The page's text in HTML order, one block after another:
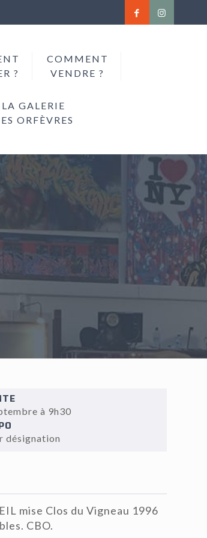
?
COMMENT
VENDRE ?
LA GALERIE
ORFÈVRES
à 9h30
désignation
mise Clos du Vigneau 1996
CBO.